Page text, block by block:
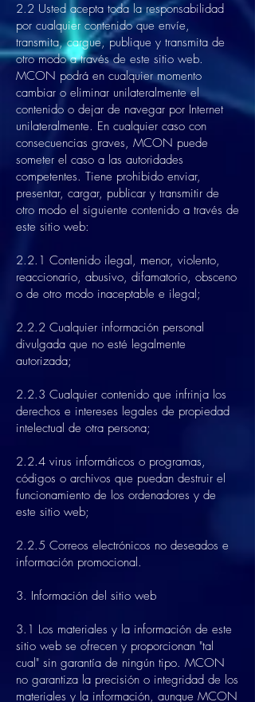
2.2 Usted acepta toda la responsabilidad
por cualquier contenido que envíe,
transmita, cargue, publique y transmita de
otro modo a través de este sitio web.
MCON podrá en cualquier momento
cambiar o eliminar unilateralmente el
contenido o dejar de navegar por Internet
unilateralmente. En cualquier caso con
consecuencias graves, MCON puede
someter el caso a las autoridades
competentes. Tiene prohibido enviar,
presentar, cargar, publicar y transmitir de
otro modo el siguiente contenido a través de
este sitio web:
2.2.1 Contenido ilegal, menor, violento,
reaccionario, abusivo, difamatorio, obsceno
o de otro modo inaceptable e ilegal;
2.2.2 Cualquier información personal
divulgada que no esté legalmente
autorizada;
2.2.3 Cualquier contenido que infrinja los
derechos e intereses legales de propiedad
intelectual de otra persona;
2.2.4 virus informáticos o programas,
códigos o archivos que puedan destruir el
funcionamiento de los ordenadores y de
este sitio web;
2.2.5 Correos electrónicos no deseados e
información promocional.
3. Información del sitio web
3.1 Los materiales y la información de este
sitio web se ofrecen y proporcionan "tal
cual" sin garantía de ningún tipo. MCON
no garantiza la precisión o integridad de los
materiales y la información, aunque MCON